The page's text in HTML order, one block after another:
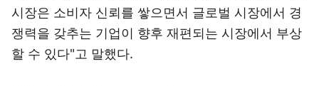
시장은 소비자 신뢰를 쌓으면서 글로벌 시장에서 경
쟁력을 갖추는 기업이 향후 재편되는 시장에서 부상
할 수 있다"고 말했다.